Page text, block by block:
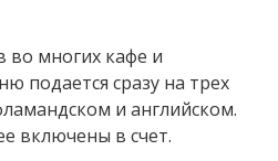
во многих кафе и
подается сразу на трех
и английском.
включены в счет.